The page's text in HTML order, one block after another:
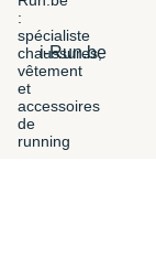
i-Run.be